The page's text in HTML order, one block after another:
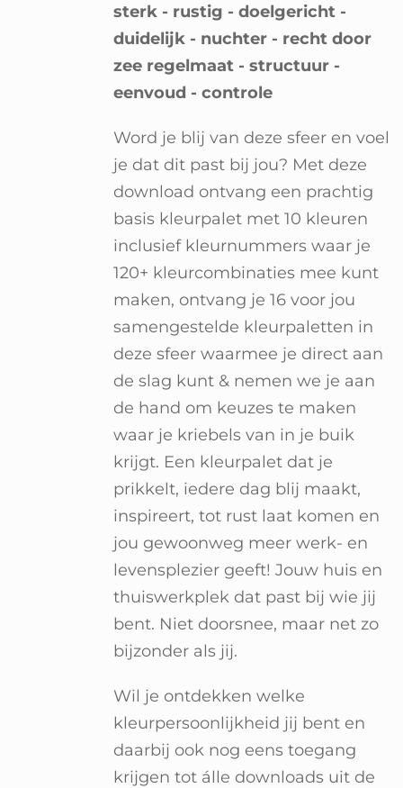
sterk - rustig - doelgericht -
duidelijk - nuchter - recht door
zee regelmaat - structuur -
eenvoud - controle
Word je blij van deze sfeer en voel
je dat dit past bij jou? Met deze
download ontvang een prachtig
basis kleurpalet met 10 kleuren
inclusief kleurnummers waar je
120+ kleurcombinaties mee kunt
maken, ontvang je 16 voor jou
samengestelde kleurpaletten in
deze sfeer waarmee je direct aan
de slag kunt & nemen we je aan
de hand om keuzes te maken
waar je kriebels van in je buik
krijgt. Een kleurpalet dat je
prikkelt, iedere dag blij maakt,
inspireert, tot rust laat komen en
jou gewoonweg meer werk- en
levensplezier geeft! Jouw huis en
thuiswerkplek dat past bij wie jij
bent. Niet doorsnee, maar net zo
bijzonder als jij.
Wil je ontdekken welke
kleurpersoonlijkheid jij bent en
daarbij ook nog eens toegang
krijgen tot álle downloads uit de